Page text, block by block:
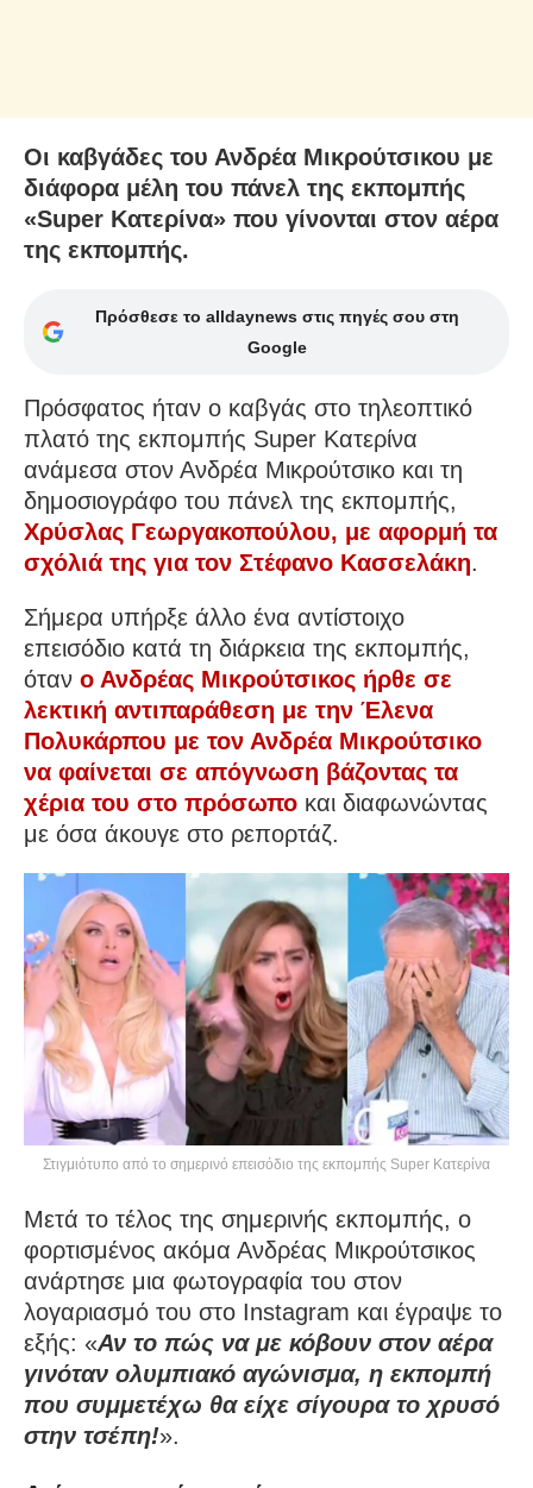
Οι καβγάδες του Ανδρέα Μικρούτσικου με
διάφορα μέλη του πάνελ της εκπομπής
«Super Κατερίνα» που γίνονται στον αέρα
της εκπομπής.
Πρόσθεσε το alldaynews στις πηγές σου στη
Google
Πρόσφατος ήταν ο καβγάς στο τηλεοπτικό
πλατό της εκπομπής Super Κατερίνα
ανάμεσα στον Ανδρέα Μικρούτσικο και τη
δημοσιογράφο του πάνελ της εκπομπής,
Χρύσλας Γεωργακοπούλου, με αφορμή τα
σχόλιά της για τον Στέφανο Κασσελάκη.
Σήμερα υπήρξε άλλο ένα αντίστοιχο
επεισόδιο κατά τη διάρκεια της εκπομπής,
όταν ο Ανδρέας Μικρούτσικος ήρθε σε
λεκτική αντιπαράθεση με την Έλενα
Πολυκάρπου με τον Ανδρέα Μικρούτσικο
να φαίνεται σε απόγνωση βάζοντας τα
χέρια του στο πρόσωπο και διαφωνώντας
με όσα άκουγε στο ρεπορτάζ.
Στιγμιότυπο από το σημερινό επεισόδιο της εκπομπής Super Κατερίνα
Μετά το τέλος της σημερινής εκπομπής, ο
φορτισμένος ακόμα Ανδρέας Μικρούτσικος
ανάρτησε μια φωτογραφία του στον
λογαριασμό του στο Instagram και έγραψε το
εξής: «Αν το πώς να με κόβουν στον αέρα
γινόταν ολυμπιακό αγώνισμα, η εκπομπή
που συμμετέχω θα είχε σίγουρα το χρυσό
στην τσέπη!».